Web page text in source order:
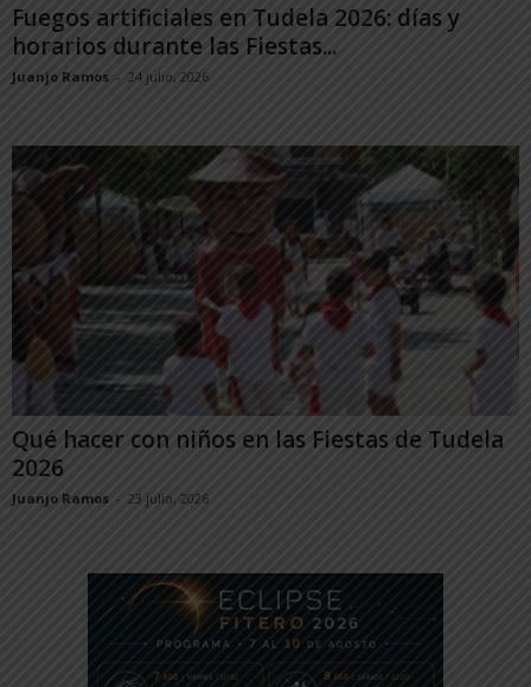
Fuegos artificiales en Tudela 2026: días y
horarios durante las Fiestas...
Juanjo Ramos - 24 julio, 2026
Qué hacer con niños en las Fiestas de Tudela
2026
Juanjo Ramos - 23 julio, 2026